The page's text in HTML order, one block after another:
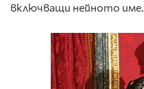
включващи нейното име.